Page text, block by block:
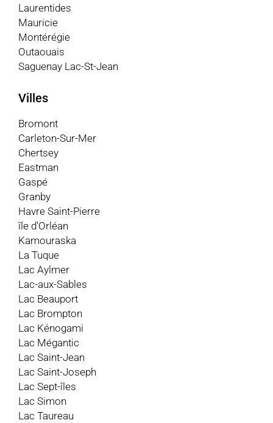
Laurentides
Mauricie
Montérégie
Outaouais
Saguenay Lac-St-Jean
Villes
Bromont
Carleton-Sur-Mer
Chertsey
Eastman
Gaspé
Granby
Havre Saint-Pierre
île d'Orléan
Kamouraska
La Tuque
Lac Aylmer
Lac-aux-Sables
Lac Beauport
Lac Brompton
Lac Kénogami
Lac Mégantic
Lac Saint-Jean
Lac Saint-Joseph
Lac Sept-îles
Lac Simon
Lac Taureau